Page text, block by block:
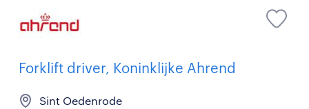
Forklift driver, Koninklijke Ahrend
Sint Oedenrode